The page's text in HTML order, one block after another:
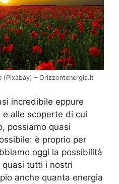
(Pixabay) – Orizzontenergia.it
incredibile eppure
e alle scoperte di cui
possiamo quasi
è proprio per
oggi la possibilità
quasi tutti i nostri
anche quanta energia